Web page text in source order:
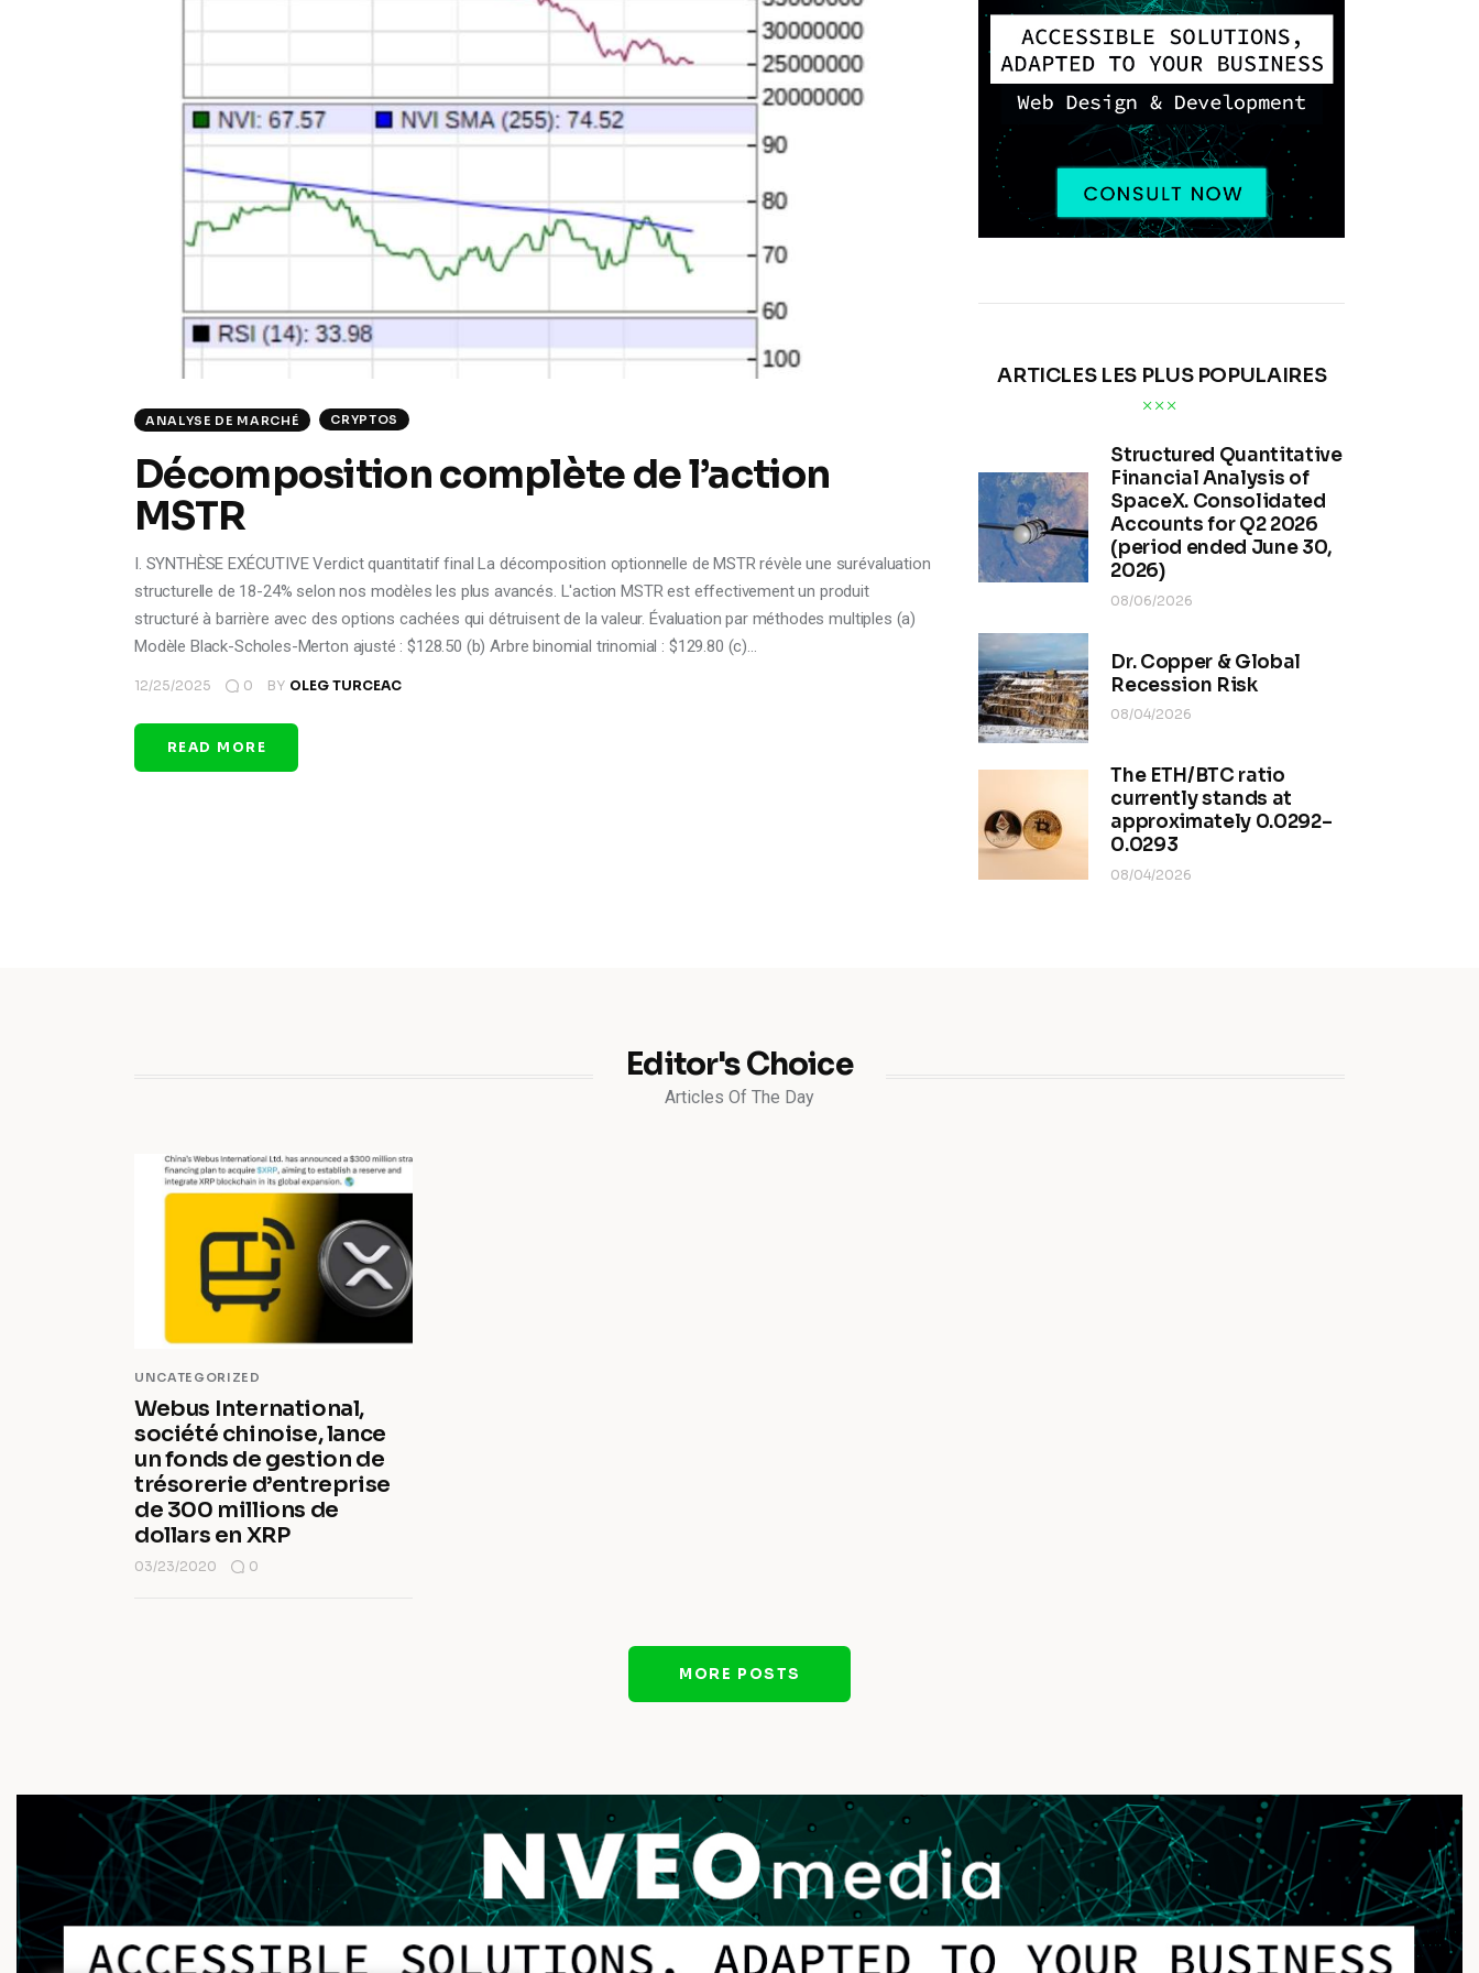
ANALYSE DE MARCHÉ CRYPTOS
Décomposition complète de l’action
MSTR
I. SYNTHÈSE EXÉCUTIVE Verdict quantitatif final La décomposition optionnelle de MSTR révèle une surévaluation
structurelle de 18-24% selon nos modèles les plus avancés. L'action MSTR est effectivement un produit
structuré à barrière avec des options cachées qui détruisent de la valeur. Évaluation par méthodes multiples (a)
Modèle Black-Scholes-Merton ajusté : $128.50 (b) Arbre binomial trinomial : $129.80 (c)…
12/25/2025 0 BY OLEG TURCEAC
READ MORE
ARTICLES LES PLUS POPULAIRES
Structured Quantitative
Financial Analysis of
SpaceX. Consolidated
Accounts for Q2 2026
(period ended June 30,
2026)
08/06/2026
Dr. Copper & Global
Recession Risk
08/04/2026
The ETH/BTC ratio
currently stands at
approximately 0.0292–
0.0293
08/04/2026
Editor's Choice
Articles Of The Day
UNCATEGORIZED
Webus International,
société chinoise, lance
un fonds de gestion de
trésorerie d’entreprise
de 300 millions de
dollars en XRP
03/23/2020 0
MORE POSTS